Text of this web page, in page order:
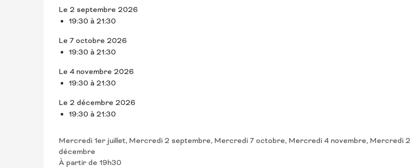
Le 2 septembre 2026
19:30 à 21:30
Le 7 octobre 2026
19:30 à 21:30
Le 4 novembre 2026
19:30 à 21:30
Le 2 décembre 2026
19:30 à 21:30
Mercredi 1er juillet, Mercredi 2 septembre, Mercredi 7 octobre, Mercredi 4 novembre, Mercredi 2
décembre
À partir de 19h30